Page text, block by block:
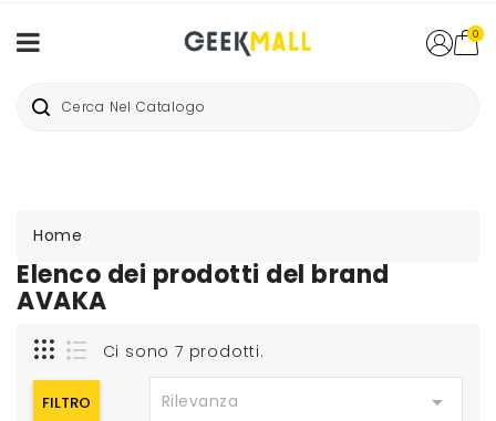
0
Home
Elenco dei prodotti del brand
AVAKA
Ci sono 7 prodotti.
FILTRO Rilevanza 